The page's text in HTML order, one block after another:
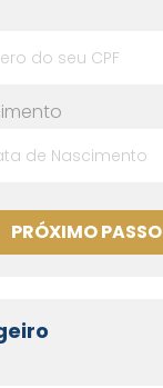
PRÓXIMO PASSO